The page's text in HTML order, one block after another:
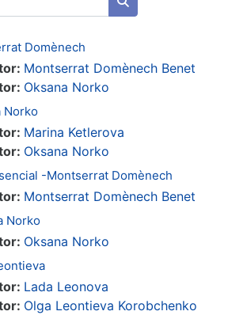
Поиск курса
Domènech
Montserrat Domènech Benet
Oksana Norko
Norko
Marina Ketlerova
Oksana Norko
-Montserrat Domènech
Montserrat Domènech Benet
Norko
Oksana Norko
Lada Leonova
Olga Leontieva Korobchenko